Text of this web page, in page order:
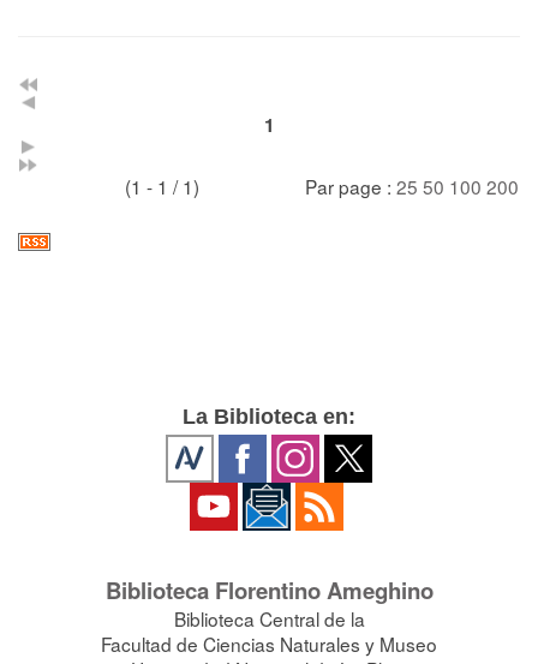
1
(1 - 1 / 1) Par page : 25 50 100 200
La Biblioteca en:
Biblioteca Florentino Ameghino
Biblioteca Central de la
Facultad de Ciencias Naturales y Museo